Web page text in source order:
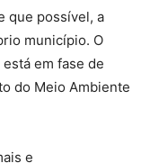
que possível, a
município. O
em fase de
do Meio Ambiente
e